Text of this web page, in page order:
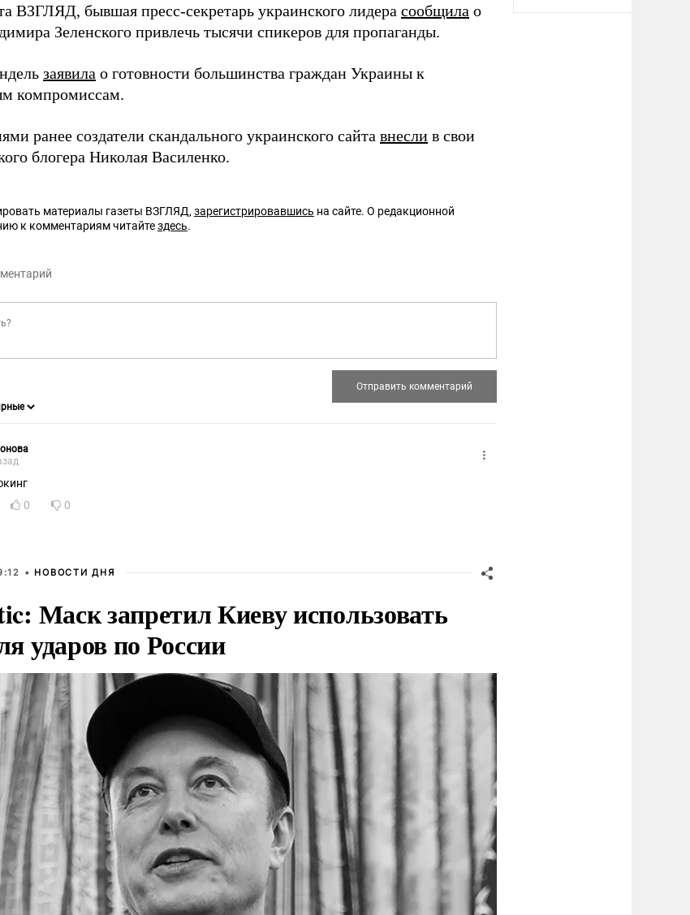
ВЗГЛЯД, бывшая пресс-секретарь украинского лидера сообщила о
Зеленского привлечь тысячи спикеров для пропаганды.
заявила о готовности большинства граждан Украины к
компромиссам.
ранее создатели скандального украинского сайта внесли в свои
блогера Николая Василенко.
материалы газеты ВЗГЛЯД, зарегистрировавшись на сайте. О редакционной
к комментариям читайтездесь.
0 0
• НОВОСТИ ДНЯ
Маск запретил Киеву использовать
ударов по России